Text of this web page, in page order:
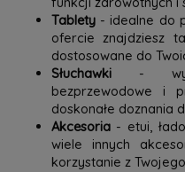
Tablety- idealne do
ofercie znajdziesz
dostosowane do
Słuchawki-
bezprzewodowe i
doskonałe doznania
Akcesoria- etui,
wiele innych
korzystanie z